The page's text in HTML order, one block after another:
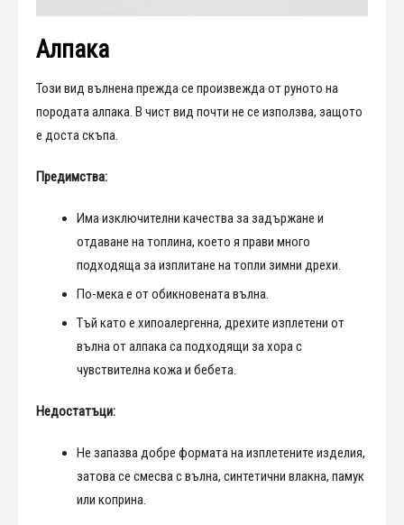
Алпака
Този вид вълнена прежда се произвежда от руното на
породата алпака. В чист вид почти не се използва, защото
е доста скъпа.
Предимства:
Има изключителни качества за задържане и
отдаване на топлина, което я прави много
подходяща за изплитане на топли зимни дрехи.
По-мека е от обикновената вълна.
Тъй като е хипоалергенна, дрехите изплетени от
вълна от алпака са подходящи за хора с
чувствителна кожа и бебета.
Недостатъци:
Не запазва добре формата на изплетените изделия,
затова се смесва с вълна, синтетични влакна, памук
или коприна.